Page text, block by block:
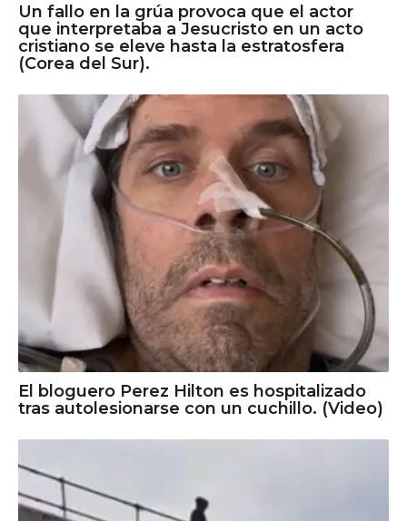
Un fallo en la grúa provoca que el actor
que interpretaba a Jesucristo en un acto
cristiano se eleve hasta la estratosfera
(Corea del Sur).
El bloguero Perez Hilton es hospitalizado
tras autolesionarse con un cuchillo. (Video)